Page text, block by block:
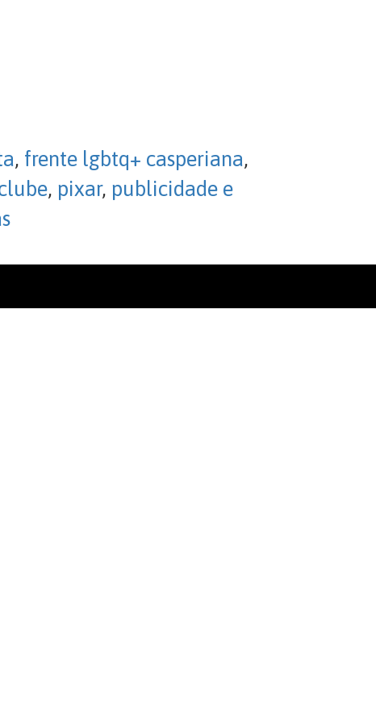
, frente lgbtq+ casperiana,
, pixar, publicidade e